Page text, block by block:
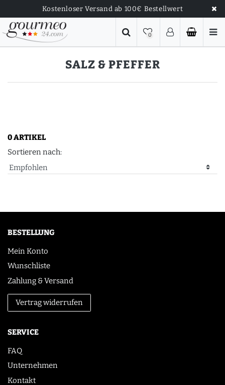
Kostenloser Versand ab 100€ Bestellwert
0
SALZ & PFEFFER
0 ARTIKEL
Sortieren nach:
BESTELLUNG
Mein Konto
Wunschliste
Zahlung & Versand
Vertrag widerrufen
SERVICE
FAQ
Unternehmen
Kontakt